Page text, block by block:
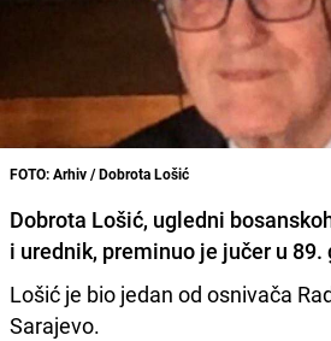
FOTO: Arhiv / Dobrota Lošić
Dobrota Lošić, ugledni
i urednik, preminuo je jučer u 89.
Lošić je bio jedan od osnivača
Sarajevo.